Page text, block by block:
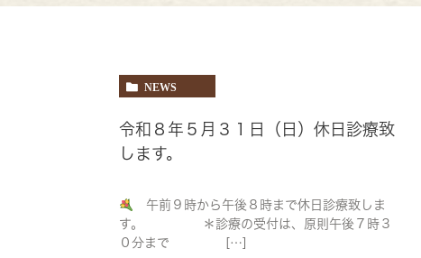
NEWS
令和８年５月３１日（日）休日診療致
します。
午前９時から午後８時まで休日診療致しま
す。 ＊診療の受付は、原則午後７時３
０分まで […]